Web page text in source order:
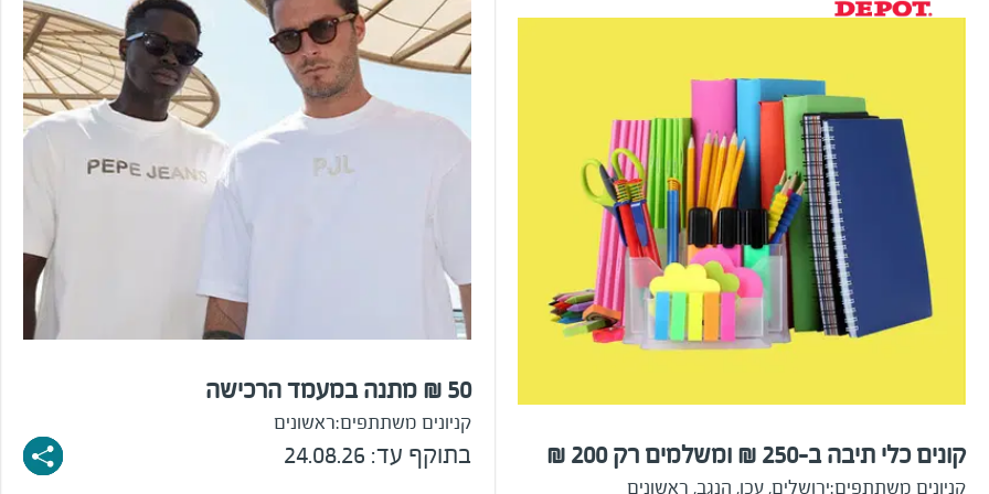
קונים כלי תיבה ב-250 ₪ ומשלמים רק 200 ₪
קניונים משתתפים:ירושלים, עכו, הנגב, ראשונים
50 ₪ מתנה במעמד הרכישה
קניונים משתתפים:ראשונים
בתוקף עד: 24.08.26